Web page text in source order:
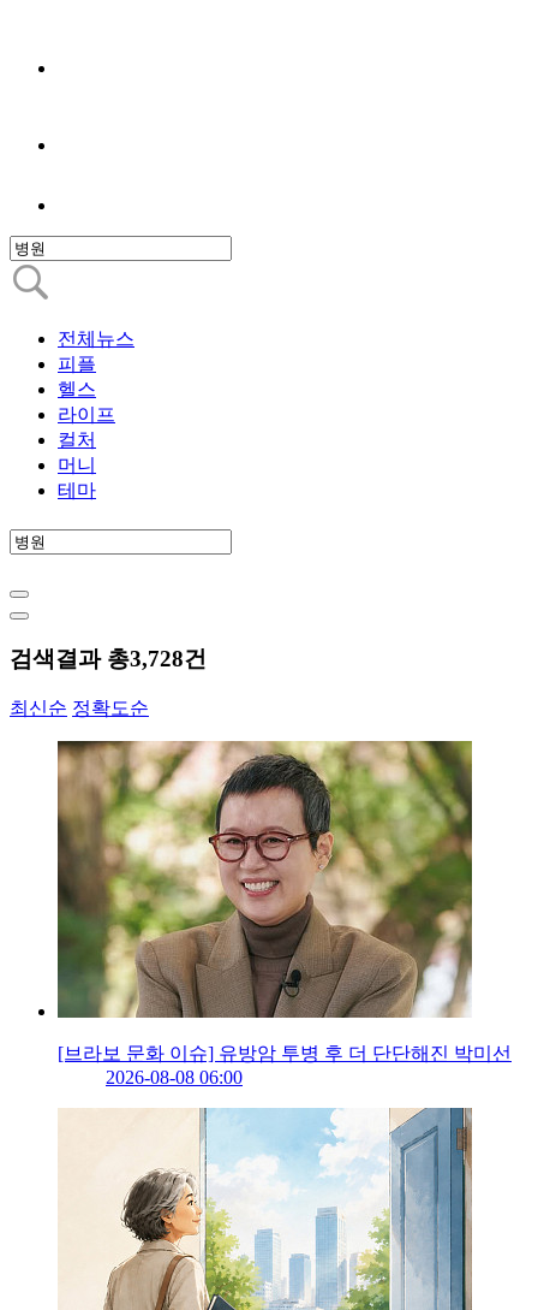
전체뉴스
피플
헬스
라이프
컬처
머니
테마
검색결과 총3,728건
최신순 정확도순
[브라보 문화 이슈] 유방암 투병 후 더 단단해진 박미선
2026-08-08 06:00